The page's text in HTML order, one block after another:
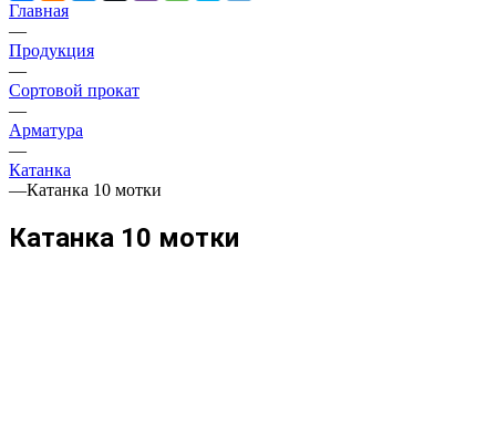
Главная
—
Продукция
—
Сортовой прокат
—
Арматура
—
Катанка
—Катанка 10 мотки
Катанка 10 мотки